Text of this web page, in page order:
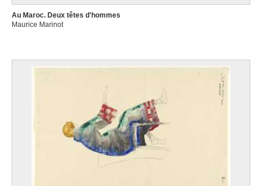
Au Maroc. Deux têtes d'hommes
Maurice Marinot